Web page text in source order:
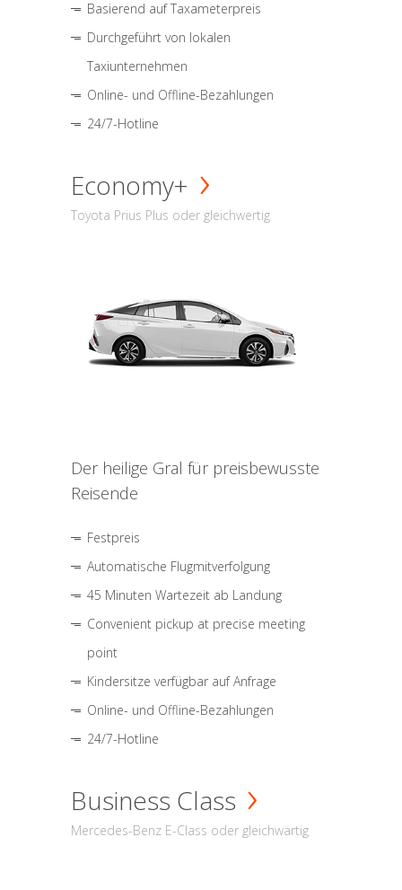
Basierend auf Taxameterpreis
Durchgeführt von lokalen
Taxiunternehmen
Online- und Offline-Bezahlungen
24/7-Hotline
Economy+
Toyota Prius Plus oder gleichwertig
Der heilige Gral für preisbewusste
Reisende
Festpreis
Automatische Flugmitverfolgung
45 Minuten Wartezeit ab Landung
Convenient pickup at precise meeting
point
Kindersitze verfügbar auf Anfrage
Online- und Offline-Bezahlungen
24/7-Hotline
Business Class
Mercedes-Benz E-Class oder gleichwärtig